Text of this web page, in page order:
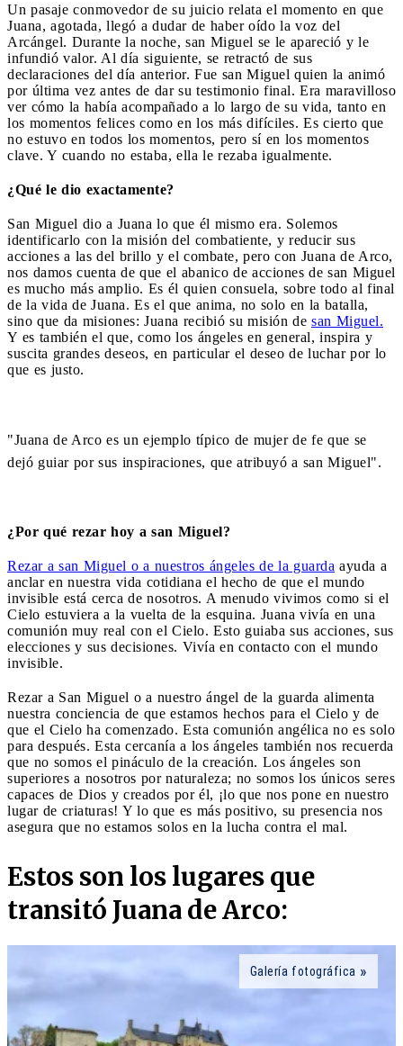
Un pasaje conmovedor de su juicio relata el momento en que
Juana, agotada, llegó a dudar de haber oído la voz del
Arcángel. Durante la noche, san Miguel se le apareció y le
infundió valor. Al día siguiente, se retractó de sus
declaraciones del día anterior. Fue san Miguel quien la animó
por última vez antes de dar su testimonio final. Era maravilloso
ver cómo la había acompañado a lo largo de su vida, tanto en
los momentos felices como en los más difíciles. Es cierto que
no estuvo en todos los momentos, pero sí en los momentos
clave. Y cuando no estaba, ella le rezaba igualmente.
¿Qué le dio exactamente?
San Miguel dio a Juana lo que él mismo era. Solemos
identificarlo con la misión del combatiente, y reducir sus
acciones a las del brillo y el combate, pero con Juana de Arco,
nos damos cuenta de que el abanico de acciones de san Miguel
es mucho más amplio. Es él quien consuela, sobre todo al final
de la vida de Juana. Es el que anima, no solo en la batalla,
sino que da misiones: Juana recibió su misión de san Miguel.
Y es también el que, como los ángeles en general, inspira y
suscita grandes deseos, en particular el deseo de luchar por lo
que es justo.
"Juana de Arco es un ejemplo típico de mujer de fe que se
dejó guiar por sus inspiraciones, que atribuyó a san Miguel".
¿Por qué rezar hoy a san Miguel?
Rezar a san Miguel o a nuestros ángeles de la guarda ayuda a
anclar en nuestra vida cotidiana el hecho de que el mundo
invisible está cerca de nosotros. A menudo vivimos como si el
Cielo estuviera a la vuelta de la esquina. Juana vivía en una
comunión muy real con el Cielo. Esto guiaba sus acciones, sus
elecciones y sus decisiones. Vivía en contacto con el mundo
invisible.
Rezar a San Miguel o a nuestro ángel de la guarda alimenta
nuestra conciencia de que estamos hechos para el Cielo y de
que el Cielo ha comenzado. Esta comunión angélica no es solo
para después. Esta cercanía a los ángeles también nos recuerda
que no somos el pináculo de la creación. Los ángeles son
superiores a nosotros por naturaleza; no somos los únicos seres
capaces de Dios y creados por él, ¡lo que nos pone en nuestro
lugar de criaturas! Y lo que es más positivo, su presencia nos
asegura que no estamos solos en la lucha contra el mal.
Estos son los lugares que
transitó Juana de Arco:
Galería fotográfica